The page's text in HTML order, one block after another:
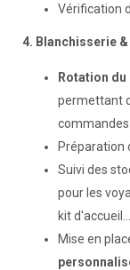
Vérification
4. Blanchisserie
Rotation du
permettant
commandes
Préparation
Suivi des
pour les
kit
Mise en